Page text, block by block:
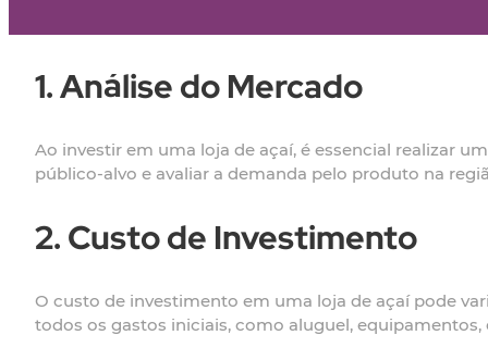
1. Análise do Mercado
Ao investir em uma loja de açaí, é essencial realizar
público-alvo e avaliar a demanda pelo produto na
2. Custo de Investimento
O custo de investimento em uma loja de açaí pode
todos os gastos iniciais, como aluguel, equipamentos,